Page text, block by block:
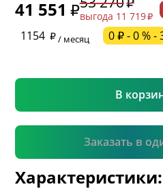
41 551 выгода 11 719
1154
/ месяц 0 ₽ - 0 % -
В
Заказать в
* необязательное поле
Характеристики: